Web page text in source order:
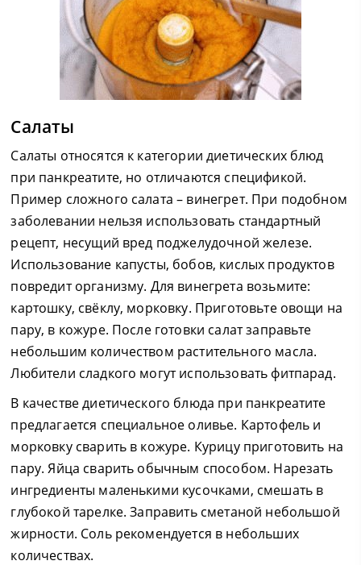
Салаты
Салаты относятся к категории диетических блюд
при панкреатите, но отличаются спецификой.
Пример сложного салата – винегрет. При подобном
заболевании нельзя использовать стандартный
рецепт, несущий вред поджелудочной железе.
Использование капусты, бобов, кислых продуктов
повредит организму. Для винегрета возьмите:
картошку, свёклу, морковку. Приготовьте овощи на
пару, в кожуре. После готовки салат заправьте
небольшим количеством растительного масла.
Любители сладкого могут использовать фитпарад.
В качестве диетического блюда при панкреатите
предлагается специальное оливье. Картофель и
морковку сварить в кожуре. Курицу приготовить на
пару. Яйца сварить обычным способом. Нарезать
ингредиенты маленькими кусочками, смешать в
глубокой тарелке. Заправить сметаной небольшой
жирности. Соль рекомендуется в небольших
количествах.